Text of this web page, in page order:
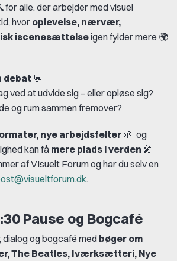
for alle, der arbejder med visuel
hvor oplevelse, nærvær,
iscenesættelseigen fylder mere 🌍
debat 💬
ved at udvide sig – eller opløse sig?
og rum sammen fremover?
nye arbejdsfelter 🌱 og
kan få mere plads i verden 🎤
af VIsuelt Forum og har du selv en
.
Pause og Bogcafé
dialog og bogcafé med bøger om
The Beatles, Iværksætteri, Nye